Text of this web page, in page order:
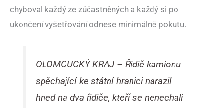
chyboval každý ze zúčastněných a každý si po
ukončení vyšetřování odnese minimálně pokutu.
OLOMOUCKÝ KRAJ – Řidič kamionu
spěchající ke státní hranici narazil
hned na dva řidiče, kteří se nenechali